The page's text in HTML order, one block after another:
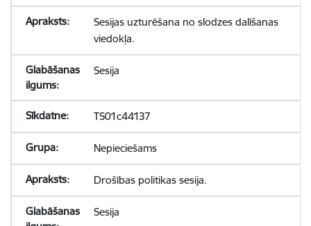
Sesijas uzturēšana no slodzes dalīšanas
viedokļa.
Sesija
TS01c44137
Nepieciešams
Drošības politikas sesija.
Sesija